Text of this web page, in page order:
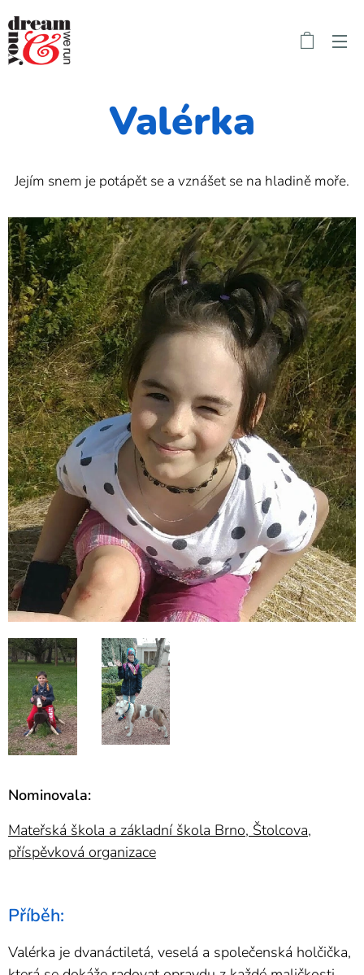
Valérka
Jejím snem je potápět se a vznášet se na hladině moře.
Nominovala:
Mateřská škola a základní škola Brno, Štolcova,
příspěvková organizace
Příběh:
Valérka je dvanáctiletá, veselá a společenská holčička,